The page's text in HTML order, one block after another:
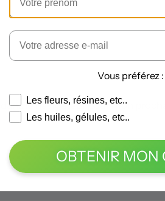
le navigateur pour mon
Vous préférez :
Les fleurs, résines, etc..
Les huiles, gélules, etc..
OBTENIR MON